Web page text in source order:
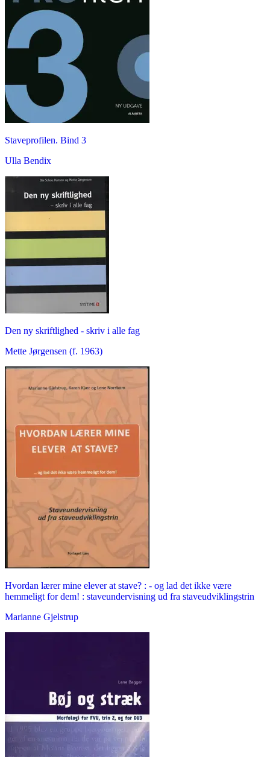
Staveprofilen. Bind 3
Ulla Bendix
Den ny skriftlighed - skriv i alle fag
Mette Jørgensen (f. 1963)
Hvordan lærer mine elever at stave? : - og lad det ikke være
hemmeligt for dem! : staveundervisning ud fra staveudviklingstrin
Marianne Gjelstrup